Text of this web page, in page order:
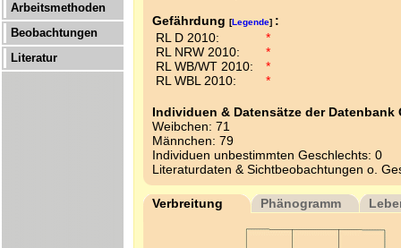
Arbeitsmethoden
Beobachtungen
Literatur
Gefährdung [Legende] :
RL D 2010:
RL NRW 2010:
RL WB/WT 2010:
RL WBL 2010:
*
*
*
*
Individuen & Datensätze der Datenbank
Weibchen: 71
Männchen: 79
Individuen unbestimmten Geschlechts: 0
Literaturdaten & Sichtbeobachtungen o.
Verbreitung Phänogramm